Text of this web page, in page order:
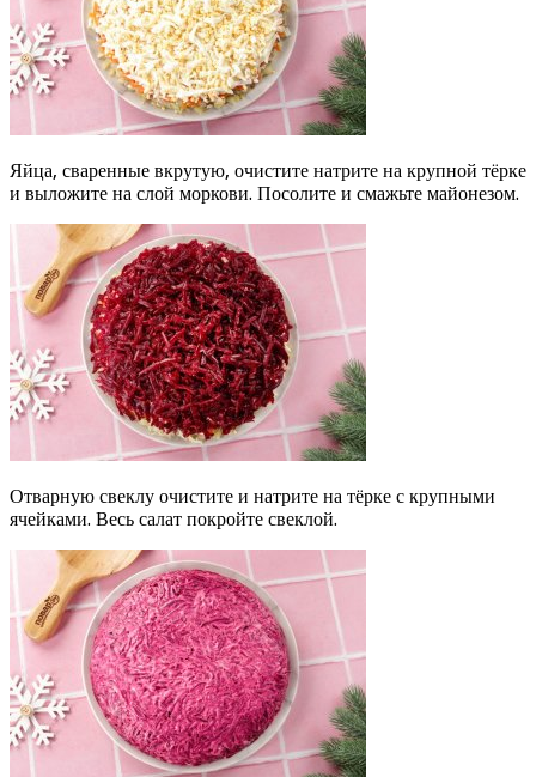
Яйца, сваренные вкрутую, очистите натрите на крупной тёрке
и выложите на слой моркови. Посолите и смажьте майонезом.
Отварную свеклу очистите и натрите на тёрке с крупными
ячейками. Весь салат покройте свеклой.